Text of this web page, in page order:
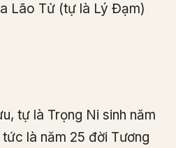
Lão Tử (tự là Lý Đạm)
tự là Trọng Ni sinh năm
là năm 25 đời Tương